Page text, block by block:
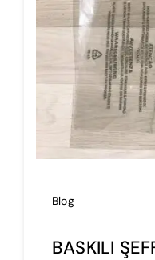
İmalat
Blog
BASKILI